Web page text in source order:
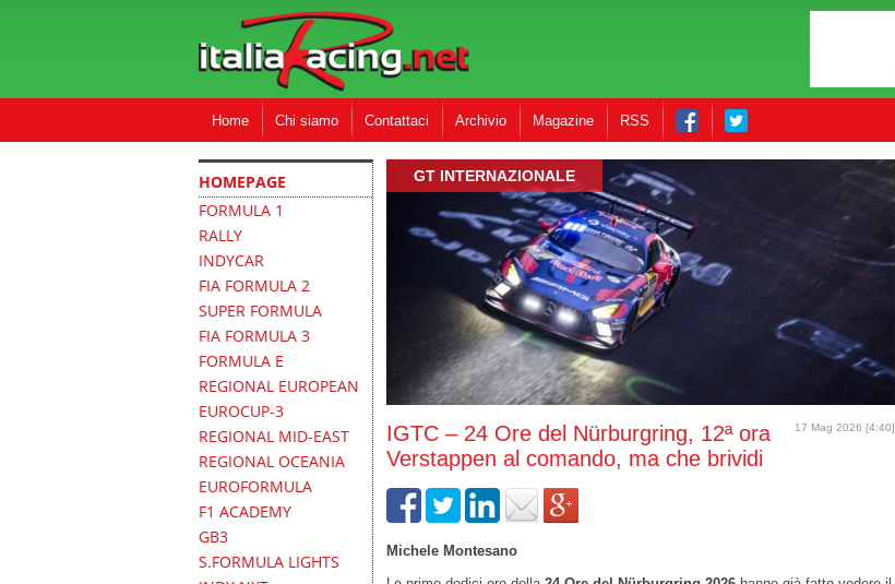
Home Chi siamo Contattaci Archivio Magazine RSS
HOMEPAGE
FORMULA 1
RALLY
INDYCAR
FIA FORMULA 2
SUPER FORMULA
FIA FORMULA 3
FORMULA E
REGIONAL EUROPEAN
EUROCUP-3
REGIONAL MID-EAST
REGIONAL OCEANIA
EUROFORMULA
F1 ACADEMY
GB3
S.FORMULA LIGHTS
GT INTERNAZIONALE
17 Mag 2026 [4:40]
IGTC – 24 Ore del Nürburgring, 12ª ora
Verstappen al comando, ma che brividi
Michele Montesano